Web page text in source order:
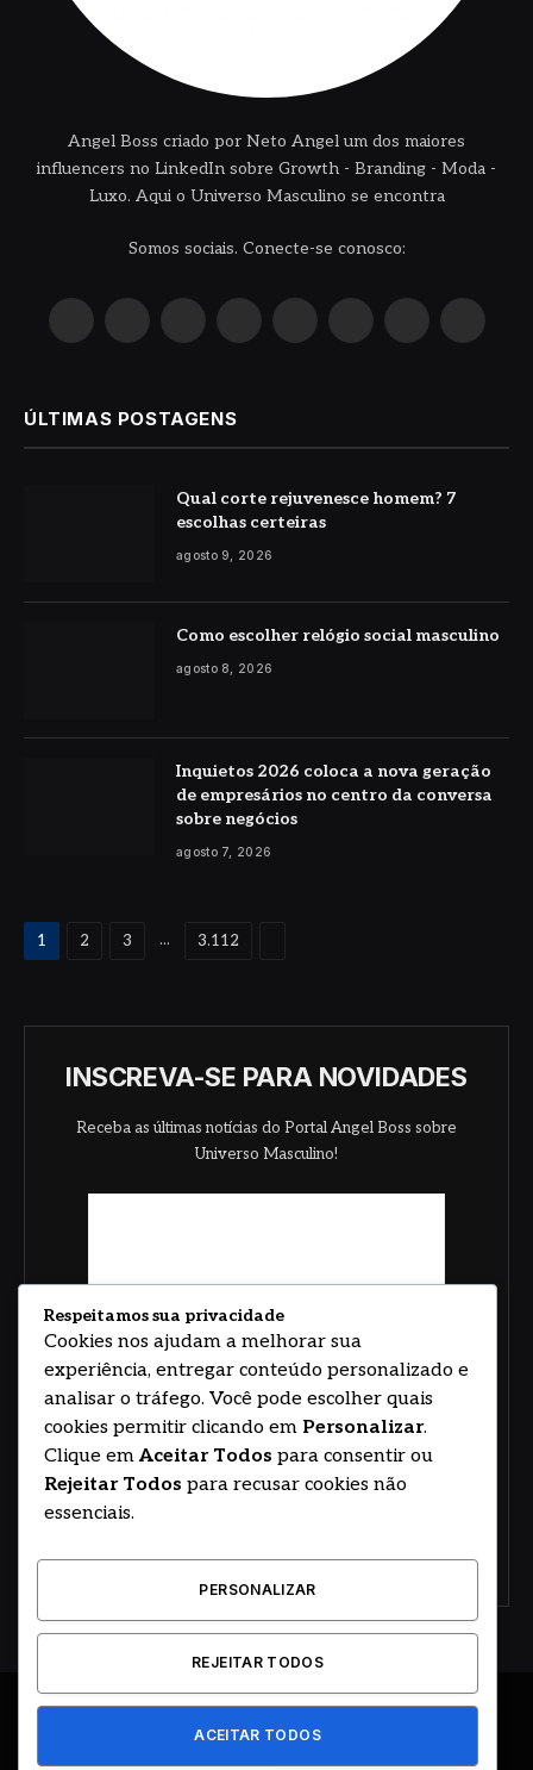
Angel Boss criado por Neto Angel um dos maiores
influencers no LinkedIn sobre Growth - Branding - Moda -
Luxo. Aqui o Universo Masculino se encontra
Somos sociais. Conecte-se conosco:
InstagramPinterestYouTube LinkedIn WhatsAppReddit TikTok
ÚLTIMAS POSTAGENS
Qual corte rejuvenesce homem? 7
escolhas certeiras
agosto 9, 2026
Como escolher relógio social masculino
agosto 8, 2026
Inquietos 2026 coloca a nova geração
de empresários no centro da conversa
sobre negócios
agosto 7, 2026
1 2 3 ... 3.112
INSCREVA-SE PARA NOVIDADES
Receba as últimas notícias do Portal Angel Boss sobre
Universo Masculino!
© 2026
Respeitamos sua privacidade
Cookies nos ajudam a melhorar sua
experiência, entregar conteúdo personalizado e
analisar o tráfego. Você pode escolher quais
cookies permitir clicando em Personalizar.
Clique em Aceitar Todos para consentir ou
Rejeitar Todos para recusar cookies não
essenciais.
PERSONALIZAR
REJEITAR TODOS
ACEITAR TODOS